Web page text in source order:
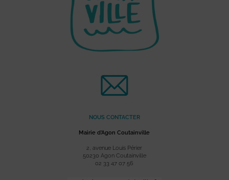
NOUS CONTACTER
Mairie d’Agon Coutainville
2, avenue Louis Périer
50230 Agon Coutainville
02 33 47 07 56